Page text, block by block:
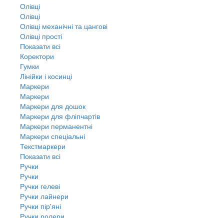
Олівці
Олівці
Олівці механічні та цангові
Олівці прості
Показати всі
Коректори
Гумки
Лінійки і косинці
Маркери
Маркери
Маркери для дошок
Маркери для фліпчартів
Маркери перманентні
Маркери спеціальні
Текстмаркери
Показати всі
Ручки
Ручки
Ручки гелеві
Ручки лайнери
Ручки пір'яні
Ручки ролери